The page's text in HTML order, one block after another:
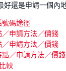
好還是申請一個內
號碼途徑
申請方法／價錢
申請方法／價錢
／申請方法／價錢
較